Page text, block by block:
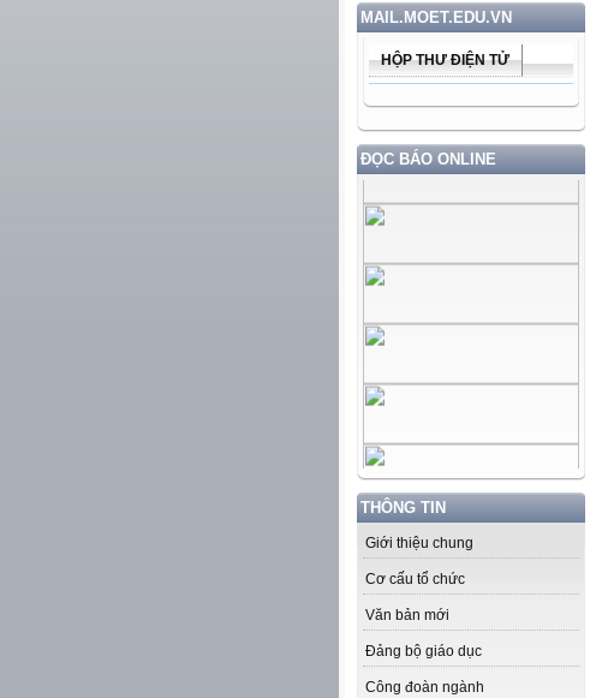
MAIL.MOET.EDU.VN
HỘP THƯ ĐIỆN TỬ
ĐỌC BÁO ONLINE
THÔNG TIN
Giới thiệu chung
Cơ cấu tổ chức
Văn bản mới
Đảng bộ giáo dục
Công đoàn ngành